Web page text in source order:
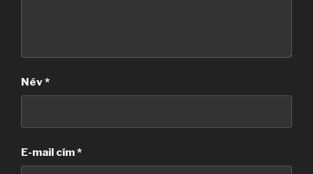
Név*
E-mail cím*